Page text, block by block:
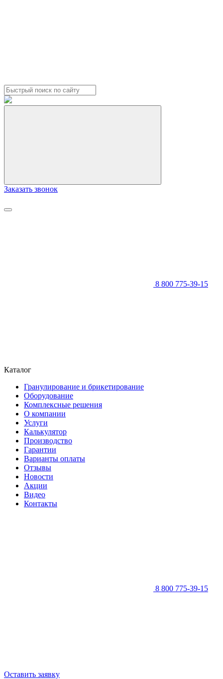
Заказать звонок
8 800 775-39-15
Каталог
Гранулирование и брикетирование
Оборудование
Комплексные решения
О компании
Услуги
Калькулятор
Производство
Гарантии
Варианты оплаты
Отзывы
Новости
Акции
Видео
Контакты
8 800 775-39-15
Оставить заявку